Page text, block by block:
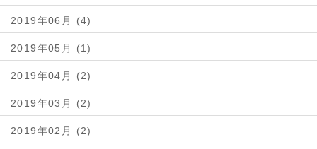
2019年06月 (4)
2019年05月 (1)
2019年04月 (2)
2019年03月 (2)
2019年02月 (2)